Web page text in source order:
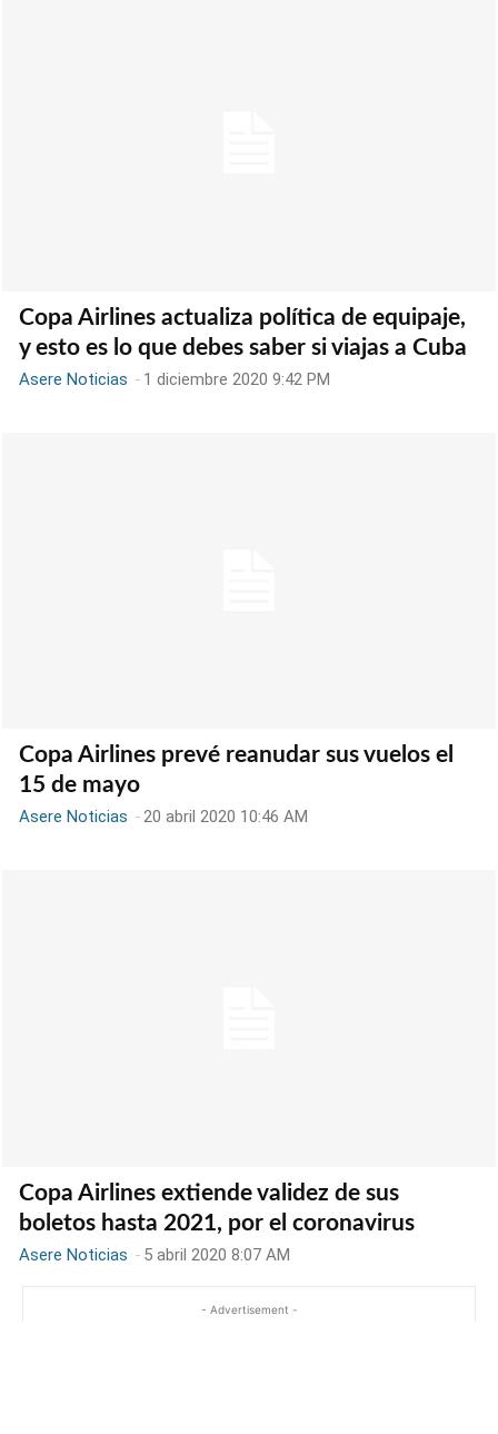
Copa Airlines actualiza política de equipaje,
y esto es lo que debes saber si viajas a Cuba
Asere Noticias - 1 diciembre 2020 9:42 PM
Copa Airlines prevé reanudar sus vuelos el
15 de mayo
Asere Noticias -20 abril 2020 10:46 AM
Copa Airlines extiende validez de sus
boletos hasta 2021, por el coronavirus
Asere Noticias - 5 abril 2020 8:07 AM
- Advertisement -